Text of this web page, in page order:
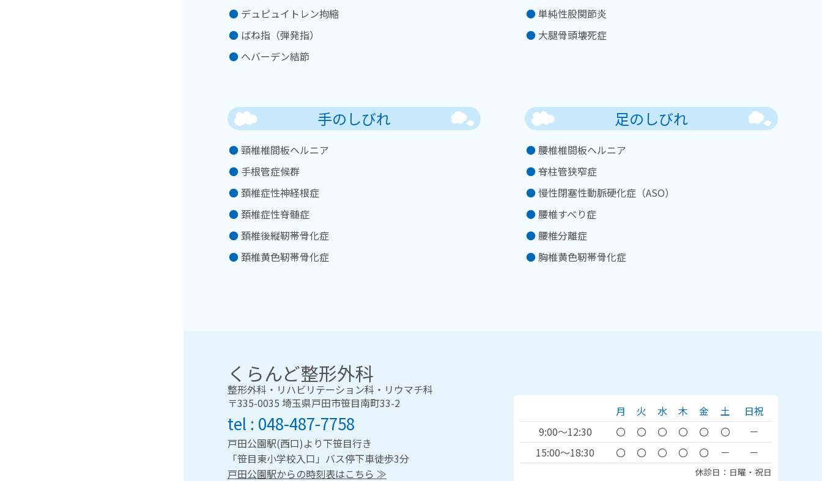
デュピュイトレン拘縮
ばね指（弾発指）
ヘバーデン結節
単純性股関節炎
大腿骨頭壊死症
手のしびれ
頸椎椎間板ヘルニア
手根管症候群
頚椎症性神経根症
頚椎症性脊髄症
頚椎後縦靭帯骨化症
頚椎黄色靭帯骨化症
足のしびれ
腰椎椎間板ヘルニア
脊柱管狭窄症
慢性閉塞性動脈硬化症（ASO）
腰椎すべり症
腰椎分離症
胸椎黄色靭帯骨化症
くらんど整形外科
整形外科・リハビリテーション科・リウマチ科
〒335-0035 埼玉県戸田市笹目南町33-2
048-487-7758
戸田公園駅(西口)より下笹目行き
「笹目東小学校入口」バス停下車徒歩3分
戸田公園駅からの時刻表はこちら ≫
休診日：日曜・祝日
月 火 水 木 金 土
日祝
9:00～12:30
〇 〇 〇 〇 〇 〇
－
15:00～18:30
〇 〇 〇 〇 〇 － －